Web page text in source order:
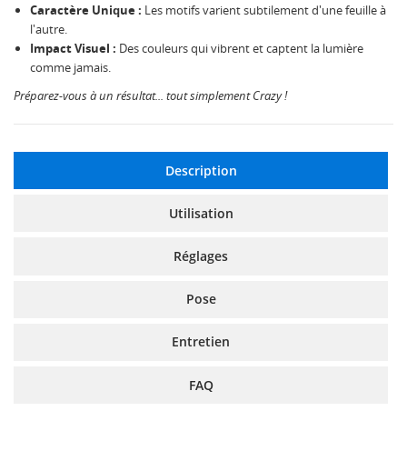
Caractère Unique : Les motifs varient subtilement d'une feuille à
l'autre.
Impact Visuel : Des couleurs qui vibrent et captent la lumière
comme jamais.
Préparez-vous à un résultat... tout simplement Crazy !
Description
Utilisation
Réglages
Pose
Entretien
FAQ